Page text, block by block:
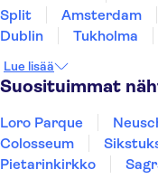
Split
Amsterdam
Dublin
Tukholma
Tallinna
Ljubljana
Lue lisää
Suosituimmat
Loro Parque
Colosseum
Pietarinkirkko